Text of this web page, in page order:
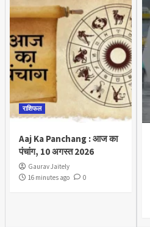
राशिफल
Aaj Ka Panchang : आज का
पंचांग, 10 अगस्त 2026
Gaurav Jaitely
16 minutes ago
0